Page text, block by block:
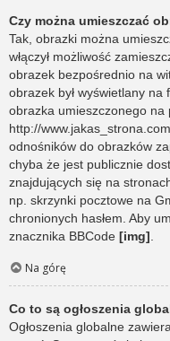
Czy można umieszczać
Tak, obrazki można
włączył możliwość
obrazek bezpośrednio na
obrazek był wyświetlany
obrazka umieszczonego
http://
odnośników do obrazków
chyba że jest publicznie
znajdujących się na
np. skrzynki pocztowe na
chronionych hasłem. Aby
znacznika BBCode [img].
Na górę
Co to są ogłoszenia
Ogłoszenia globalne